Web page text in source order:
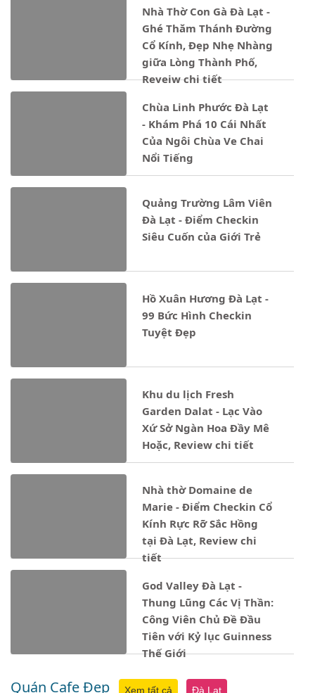
Nhà Thờ Con Gà Đà Lạt -
Ghé Thăm Thánh Đường
Cổ Kính, Đẹp Nhẹ Nhàng
giữa Lòng Thành Phố,
Reveiw chi tiết
Chùa Linh Phước Đà Lạt
- Khám Phá 10 Cái Nhất
Của Ngôi Chùa Ve Chai
Nổi Tiếng
Quảng Trường Lâm Viên
Đà Lạt - Điểm Checkin
Siêu Cuốn của Giới Trẻ
Hồ Xuân Hương Đà Lạt -
99 Bức Hình Checkin
Tuyệt Đẹp
Khu du lịch Fresh
Garden Dalat - Lạc Vào
Xứ Sở Ngàn Hoa Đầy Mê
Hoặc, Review chi tiết
Nhà thờ Domaine de
Marie - Điểm Checkin Cổ
Kính Rực Rỡ Sắc Hồng
tại Đà Lạt, Review chi
tiết
God Valley Đà Lạt -
Thung Lũng Các Vị Thần:
Công Viên Chủ Đề Đầu
Tiên với Kỷ lục Guinness
Thế Giới
Quán Cafe Đẹp Xem tất cả Đà Lạt